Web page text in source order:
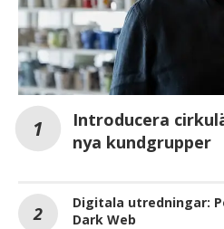
Introducera
nya kundgrupper
Digitala utredningar:
Dark Web